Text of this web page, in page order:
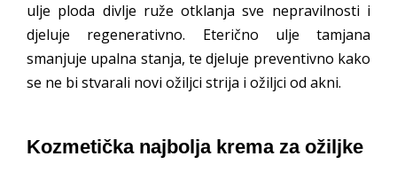
ulje ploda divlje ruže otklanja sve nepravilnosti i
djeluje regenerativno. Eterično ulje tamjana
smanjuje upalna stanja, te djeluje preventivno kako
se ne bi stvarali novi ožiljci strija i ožiljci od akni.
Kozmetička najbolja krema za ožiljke